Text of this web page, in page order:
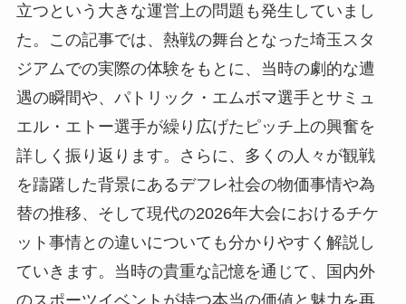
立つという大きな運営上の問題も発生していまし
た。この記事では、熱戦の舞台となった埼玉スタ
ジアムでの実際の体験をもとに、当時の劇的な遭
遇の瞬間や、パトリック・エムボマ選手とサミュ
エル・エトー選手が繰り広げたピッチ上の興奮を
詳しく振り返ります。さらに、多くの人々が観戦
を躊躇した背景にあるデフレ社会の物価事情や為
替の推移、そして現代の2026年大会におけるチケ
ット事情との違いについても分かりやすく解説し
ていきます。当時の貴重な記憶を通じて、国内外
のスポーツイベントが持つ本当の価値と魅力を再